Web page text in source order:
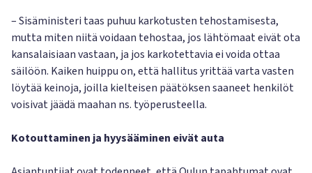
– Sisäministeri taas puhuu karkotusten tehostamisesta,
mutta miten niitä voidaan tehostaa, jos lähtömaat eivät ota
kansalaisiaan vastaan, ja jos karkotettavia ei voida ottaa
säilöön. Kaiken huippu on, että hallitus yrittää varta vasten
löytää keinoja, joilla kielteisen päätöksen saaneet henkilöt
voisivat jäädä maahan ns. työperusteella.
Kotouttaminen ja hyysääminen eivät auta